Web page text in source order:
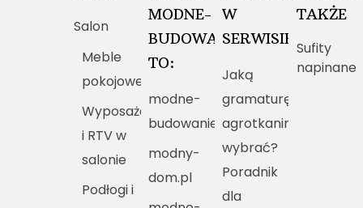
Salon
Meble
pokojowe
Wyposażenie
i RTV w
salonie
Podłogi i
MODNE-
BUDOWANIE.PL
TO:
modne-
budowanie.pl
modny-
dom.pl
W
SERWISIE
Jaką
gramaturę
agrotkaniny
wybrać?
Poradnik
dla
TAKŻE
Sufity
napinane